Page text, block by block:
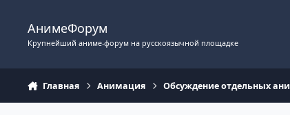
АнимеФорум
Крупнейший аниме-форум на русскоязычной площадке
Главная Анимация Обсуждение отдельных